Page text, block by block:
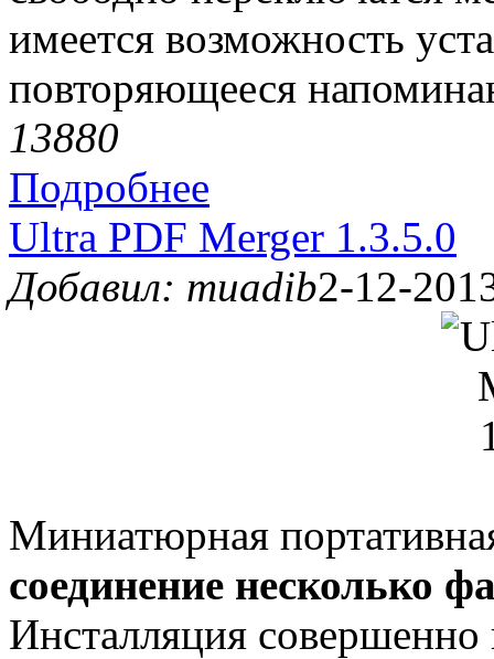
имеется возможность
повторяющееся
13880
Подробнее
Ultra PDF Merger 1.3.5.0
Добавил: muadib2-12-
Миниатюрная
соединение несколько
Инсталляция совершенно